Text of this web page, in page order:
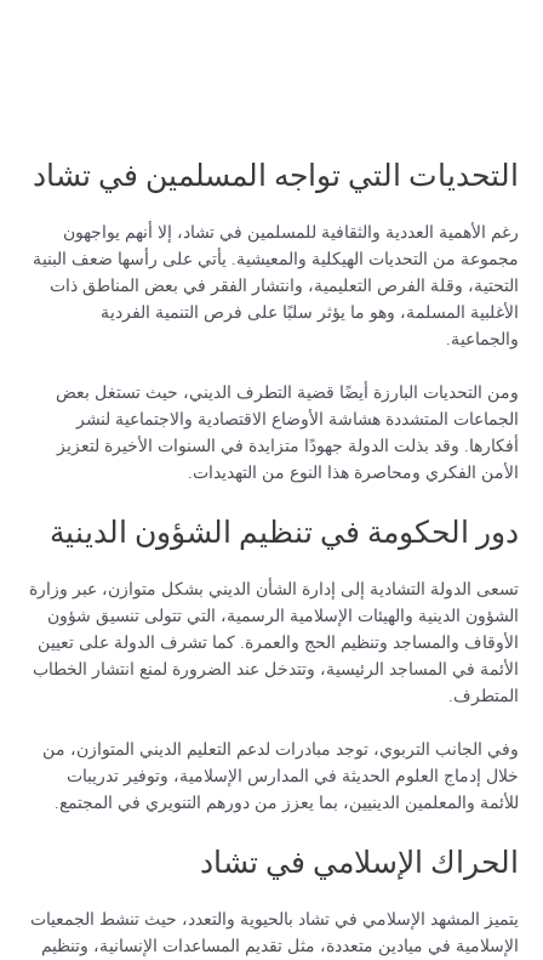
التحديات التي تواجه المسلمين في تشاد
رغم الأهمية العددية والثقافية للمسلمين في تشاد، إلا أنهم يواجهون
مجموعة من التحديات الهيكلية والمعيشية. يأتي على رأسها ضعف البنية
التحتية، وقلة الفرص التعليمية، وانتشار الفقر في بعض المناطق ذات
الأغلبية المسلمة، وهو ما يؤثر سلبًا على فرص التنمية الفردية
والجماعية.
ومن التحديات البارزة أيضًا قضية التطرف الديني، حيث تستغل بعض
الجماعات المتشددة هشاشة الأوضاع الاقتصادية والاجتماعية لنشر
أفكارها. وقد بذلت الدولة جهودًا متزايدة في السنوات الأخيرة لتعزيز
الأمن الفكري ومحاصرة هذا النوع من التهديدات.
دور الحكومة في تنظيم الشؤون الدينية
تسعى الدولة التشادية إلى إدارة الشأن الديني بشكل متوازن، عبر وزارة
الشؤون الدينية والهيئات الإسلامية الرسمية، التي تتولى تنسيق شؤون
الأوقاف والمساجد وتنظيم الحج والعمرة. كما تشرف الدولة على تعيين
الأئمة في المساجد الرئيسية، وتتدخل عند الضرورة لمنع انتشار الخطاب
المتطرف.
وفي الجانب التربوي، توجد مبادرات لدعم التعليم الديني المتوازن، من
خلال إدماج العلوم الحديثة في المدارس الإسلامية، وتوفير تدريبات
للأئمة والمعلمين الدينيين، بما يعزز من دورهم التنويري في المجتمع.
الحراك الإسلامي في تشاد
يتميز المشهد الإسلامي في تشاد بالحيوية والتعدد، حيث تنشط الجمعيات
الإسلامية في ميادين متعددة، مثل تقديم المساعدات الإنسانية، وتنظيم